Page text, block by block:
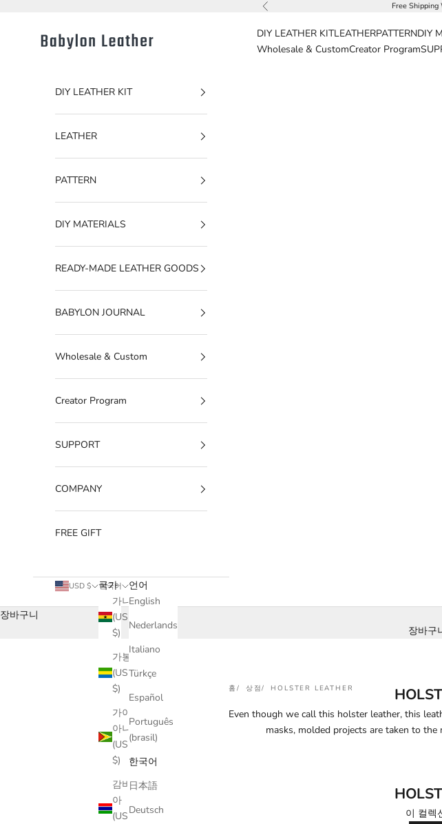
이전 Free
Babylon Leather DIY LEATHER KITLEATHERPATTERNDIY
Wholesale & CustomCreator Program
DIY LEATHER KIT
LEATHER
PATTERN
DIY MATERIALS
READY-MADE LEATHER GOODS
BABYLON JOURNAL
Wholesale & Custom
Creator Program
SUPPORT
COMPANY
FREE GIFT
USD $
국가
가나
(USD
$)
가봉
(USD
$)
가이
아나
(USD
$)
감비
아
(USD
한국어
언어
English
Nederlands
Italiano
Türkçe
Español
Português
(brasil)
한국어
日本語
Deutsch
장바구니
장바구
홈 상점 HOLSTER LEATHER
Even though we call this holster leather, this
masks, molded projects are taken to
이 컬렉